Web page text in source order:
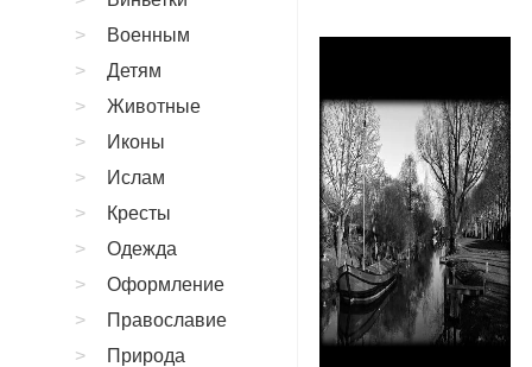
Военным
Детям
Животные
Иконы
Ислам
Кресты
Одежда
Оформление
Православие
Природа